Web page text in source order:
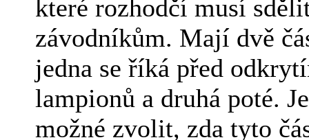
které rozhodčí musí
závodníkům. Mají dvě
jedna se říká před
lampionů a druhá poté. Je
možné zvolit, zda tyto